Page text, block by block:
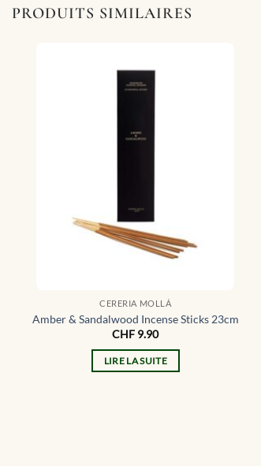
PRODUITS SIMILAIRES
CERERIA MOLLÁ
Amber & Sandalwood Incense Sticks 23cm
CHF 9.90
LIRE LA SUITE